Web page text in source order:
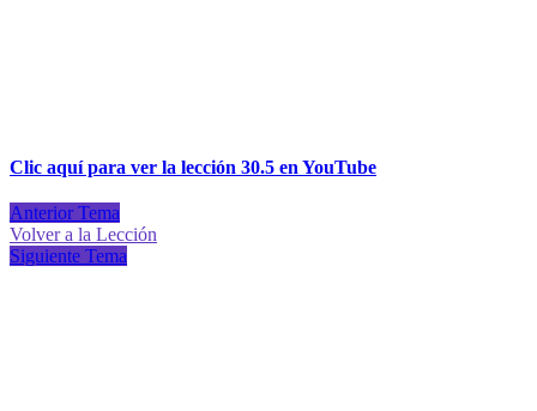
Clic aquí para ver la lección 30.5 en YouTube
Anterior Tema
Volver a la Lección
Siguiente Tema